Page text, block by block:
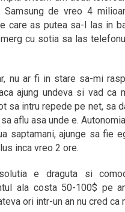
Samsung de vreo 4
care as putea sa-l las in
cu sotia sa las
nu ar fi in stare sa-mi
ajung undeva si vad ca
sa intru repede pe net, sa
aflu asa unde e.
saptamani, ajunge sa fie
inca vreo 2 ore.
e draguta si
ala costa 50-100$ pe
ori intr-un an nu cred ca